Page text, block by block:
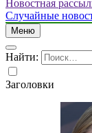
Новостная
Случайные
Меню
Найти:
Заголовки